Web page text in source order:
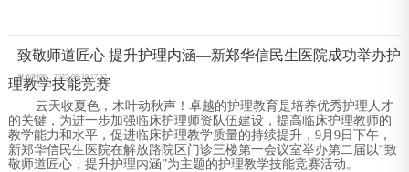
致敬师道匠心 提升护理内涵—新郑华信民生医院成功举办护
理教学技能竞赛
发布时间：2025-09-10 17:27
云天收夏色，木叶动秋声！卓越的护理教育是培养优秀护理人才
的关键，为进一步加强临床护理师资队伍建设，提高临床护理教师的
教学能力和水平，促进临床护理教学质量的持续提升，9月9日下午，
新郑华信民生医院在解放路院区门诊三楼第一会议室举办第二届以“致
敬师道匠心，提升护理内涵”为主题的护理教学技能竞赛活动。